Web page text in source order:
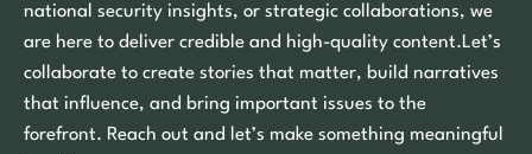
national security insights, or strategic collaborations, we
are here to deliver credible and high-quality content.Let’s
collaborate to create stories that matter, build narratives
that influence, and bring important issues to the
forefront. Reach out and let’s make something meaningful